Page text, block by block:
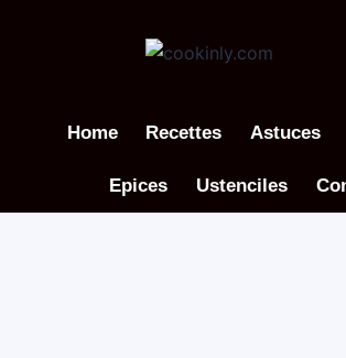
Home Recettes Astuces
Epices Ustenciles